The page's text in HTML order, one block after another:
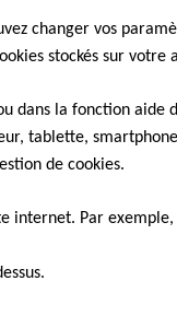
changer vos
stockés sur votre
dans la fonction aide
tablette,
de cookies.
internet. Par